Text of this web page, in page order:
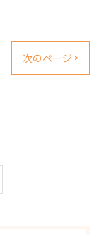
次のページ >